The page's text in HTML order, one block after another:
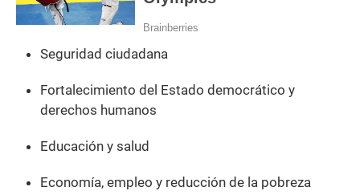
Seguridad ciudadana
Fortalecimiento del Estado democrático y
derechos humanos
Educación y salud
Economía, empleo y reducción de la pobreza